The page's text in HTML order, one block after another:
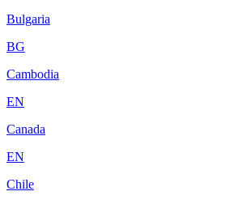
Bulgaria
BG
Cambodia
EN
Canada
EN
Chile